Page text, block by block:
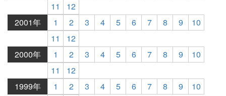
11
12
2001年
1 2 3 4 5 6 7 8 9
10
11
12
2000年
1 2 3 4 5 6 7 8 9
10
11
12
1999年
1 2 3 4 5 6 7 8 9
10